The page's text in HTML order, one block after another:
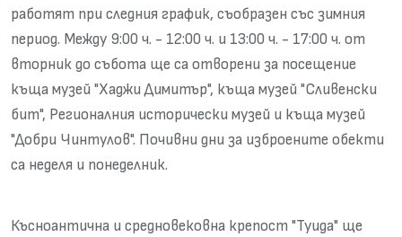
работят при следния график, съобразен със зимния
период. Между 9:00 ч. - 12:00 ч. и 13:00 ч. - 17:00 ч. от
вторник до събота ще са отворени за посещение
къща музей "Хаджи Димитър", къща музей "Сливенски
бит", Регионалния исторически музей и къща музей
"Добри Чинтулов". Почивни дни за изброените обекти
са неделя и понеделник.
Късноантична и средновековна крепост "Туида" ще